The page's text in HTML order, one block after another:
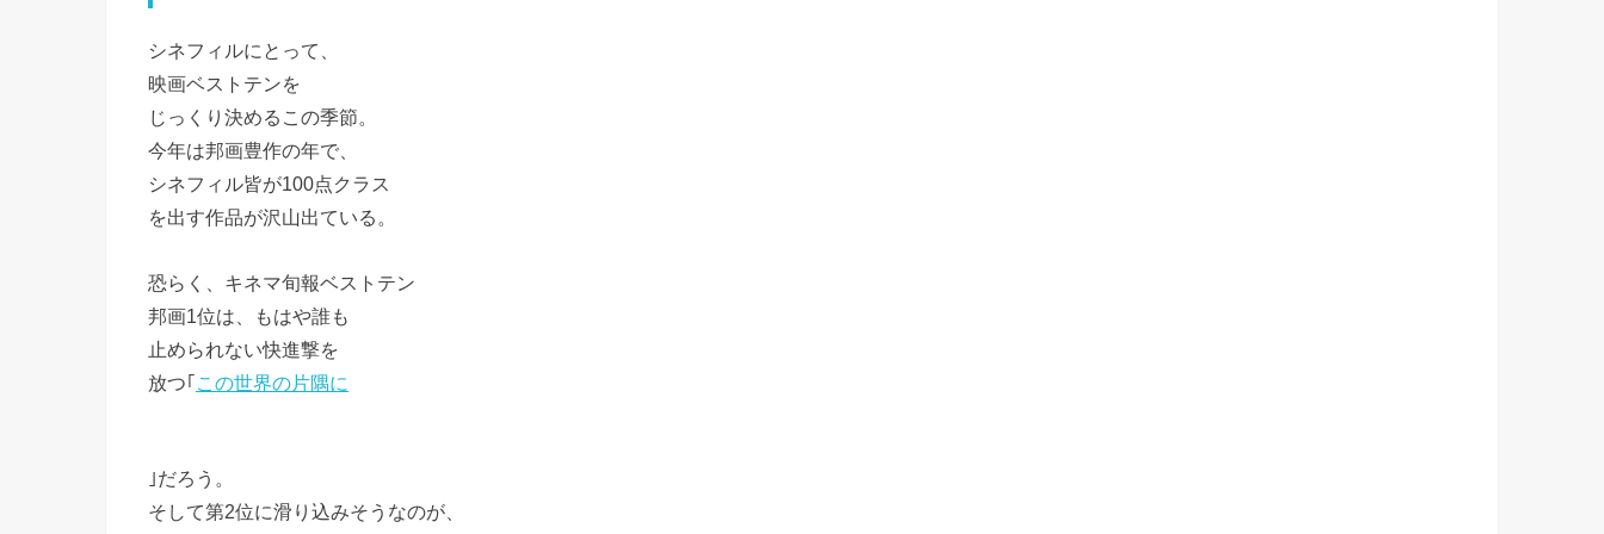
シネフィルにとって、
映画ベストテンを
じっくり決めるこの季節。
今年は邦画豊作の年で、
シネフィル皆が100点クラス
を出す作品が沢山出ている。
恐らく、キネマ旬報ベストテン
邦画1位は、もはや誰も
止められない快進撃を
放つ｢ この世界の片隅に
｣だろう。
そして第2位に滑り込みそうなのが、